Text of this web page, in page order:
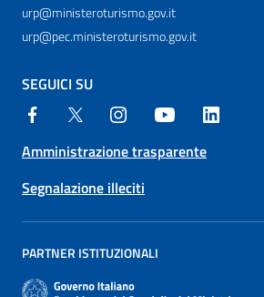
urp@ministeroturismo.gov.it
urp@pec.ministeroturismo.gov.it
SEGUICI SU
Amministrazione trasparente
Segnalazione illeciti
PARTNER ISTITUZIONALI